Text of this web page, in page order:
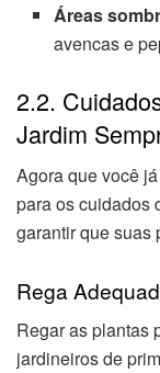
Áreas
avencas e
2.2.
Jardim
Agora que você
para os cuidados
garantir que suas
Rega
Regar as plantas
jardineiros de